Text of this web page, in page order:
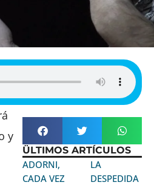
y
ÜLTIMOS ARTÍCULOS
ADORNI,
CADA VEZ
LA
DESPEDIDA